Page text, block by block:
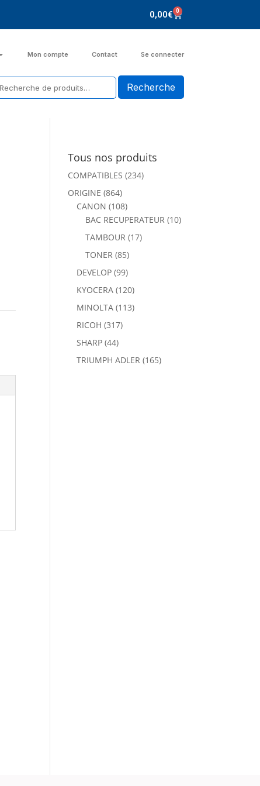
0,00€ 0
Mon compte Contact Se connecter
Tous nos produits
COMPATIBLES (234)
ORIGINE (864)
CANON (108)
BAC RECUPERATEUR (10)
TAMBOUR (17)
TONER (85)
DEVELOP (99)
KYOCERA (120)
MINOLTA (113)
RICOH (317)
SHARP (44)
TRIUMPH ADLER (165)